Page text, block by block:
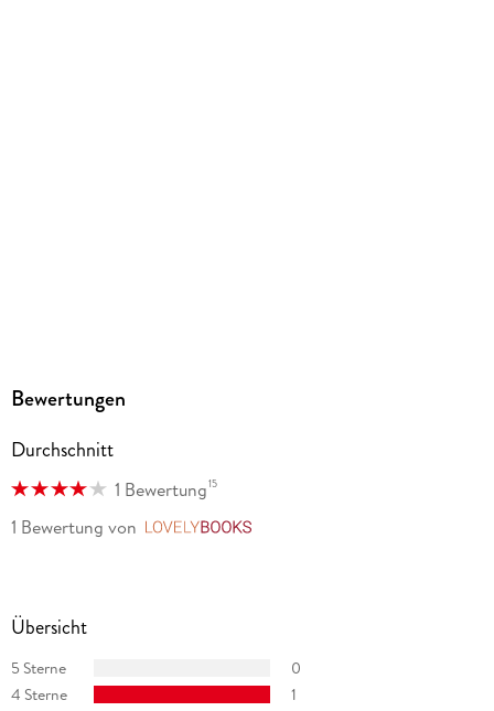
Bewertungen
Durchschnitt
1 Bewertung15
1 Bewertung von
Übersicht
5 Sterne
0
4 Sterne
1